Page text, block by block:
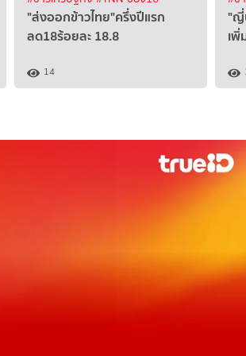
"ส่งออกข้าวไทย"ครึ่งปีแรก
ลด18ร้อยละ 18.8
14
"ญี่
เพิ่